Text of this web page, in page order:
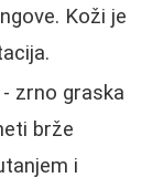
Koži je
zrno graska
brže
i